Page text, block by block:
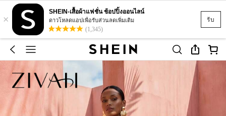
รับ
×
SHEIN-เสื้อผ้าแฟชั่น ช้อปปิ้งออนไลน์
ดาวโหลดแอปเพื่อรับส่วนลดเพิ่มเติม
(1,345)